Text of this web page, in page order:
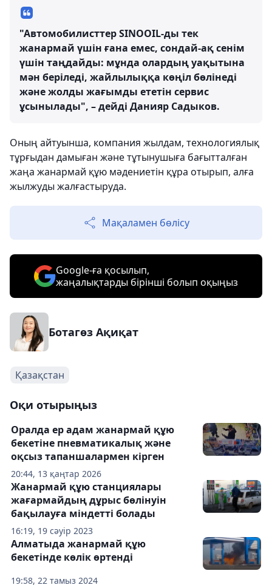
"Автомобилисттер SINOOIL-ды тек
жанармай үшін ғана емес, сондай-ақ сенім
үшін таңдайды: мұнда олардың уақытына
мән беріледі, жайлылыққа көңіл бөлінеді
және жолды жағымды ететін сервис
ұсынылады", – дейді Данияр Садыков.
Оның айтуынша, компания жылдам, технологиялық
тұрғыдан дамыған және тұтынушыға бағытталған
жаңа жанармай құю мәдениетін құра отырып, алға
жылжуды жалғастыруда.
Мақаламен бөлісу
Google-ға қосылып,
жаңалықтарды бірінші болып оқыңыз
Ботагөз Ақиқат
Қазақстан
Оқи отырыңыз
20:44, 13 қаңтар 2026
Оралда ер адам жанармай құю
бекетіне пневматикалық және
оқсыз тапаншалармен кірген
16:19, 19 сәуір 2023
Жанармай құю станциялары
жағармайдың дұрыс бөлінуін
бақылауға міндетті болады
19:58, 22 тамыз 2024
Алматыда жанармай құю
бекетінде көлік өртенді